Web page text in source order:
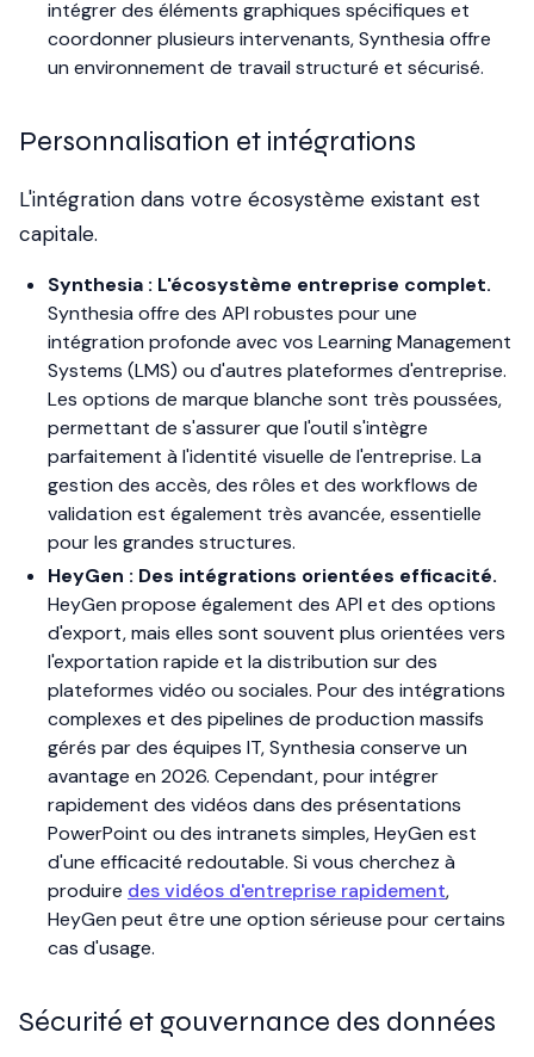
intégrer des éléments graphiques spécifiques et
coordonner plusieurs intervenants, Synthesia offre
un environnement de travail structuré et sécurisé.
Personnalisation et intégrations
L'intégration dans votre écosystème existant est
capitale.
Synthesia : L'écosystème entreprise complet.
Synthesia offre des API robustes pour une
intégration profonde avec vos Learning Management
Systems (LMS) ou d'autres plateformes d'entreprise.
Les options de marque blanche sont très poussées,
permettant de s'assurer que l'outil s'intègre
parfaitement à l'identité visuelle de l'entreprise. La
gestion des accès, des rôles et des workflows de
validation est également très avancée, essentielle
pour les grandes structures.
HeyGen : Des intégrations orientées efficacité.
HeyGen propose également des API et des options
d'export, mais elles sont souvent plus orientées vers
l'exportation rapide et la distribution sur des
plateformes vidéo ou sociales. Pour des intégrations
complexes et des pipelines de production massifs
gérés par des équipes IT, Synthesia conserve un
avantage en 2026. Cependant, pour intégrer
rapidement des vidéos dans des présentations
PowerPoint ou des intranets simples, HeyGen est
d'une efficacité redoutable. Si vous cherchez à
produire des vidéos d'entreprise rapidement,
HeyGen peut être une option sérieuse pour certains
cas d'usage.
Sécurité et gouvernance des données